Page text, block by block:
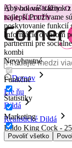
Aby bol váš zážitok
najlepší.Používame
poskytovanie funkcií
Informácie o vašom
partnermi pre
kombi
Nevyhnutné
Funkčné
Štatistiky
Marketing
Povoliť všetko
😽Svakom Klitty:
Kód: KLITTY →
Domov
Pre ňu
Dildá
Realistické Dildá
Dildo King Cock -